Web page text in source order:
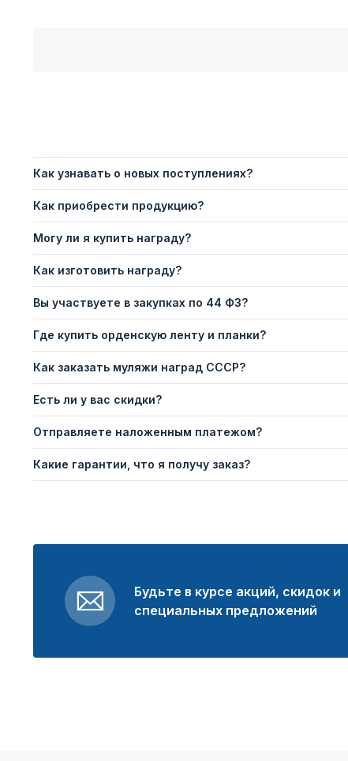
Как узнавать о новых поступлениях?
Как приобрести продукцию?
Могу ли я купить награду?
Как изготовить награду?
Вы участвуете в закупках по 44 ФЗ?
Где купить орденскую ленту и планки?
Как заказать муляжи наград СССР?
Есть ли у вас скидки?
Отправляете наложенным платежом?
Какие гарантии, что я получу заказ?
Будьте в курсе акций, скидок и
специальных предложений